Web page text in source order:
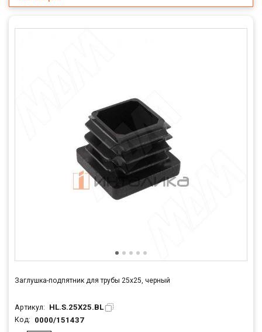
Заглушка-подпятник для трубы 25х25, черный
Артикул: HL.S.25Х25.BL
Код: 0000/151437